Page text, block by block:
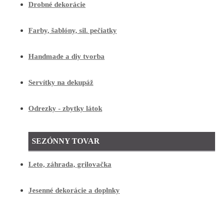
Drobné dekorácie
Farby, šablóny, sil. pečiatky
Handmade a diy tvorba
Servítky na dekupáž
Odrezky - zbytky látok
SEZÓNNY TOVAR
Leto, záhrada, grilovačka
Jesenné dekorácie a doplnky